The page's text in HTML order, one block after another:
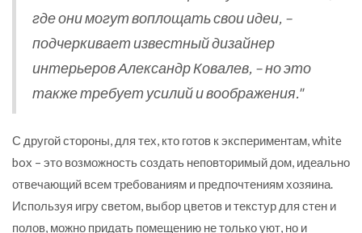
где они могут воплощать свои идеи, –
подчеркивает известный дизайнер
интерьеров Александр Ковалев, – но это
также требует усилий и воображения."
С другой стороны, для тех, кто готов к экспериментам, white
box – это возможность создать неповторимый дом, идеально
отвечающий всем требованиям и предпочтениям хозяина.
Используя игру светом, выбор цветов и текстур для стен и
полов, можно придать помещению не только уют, но и